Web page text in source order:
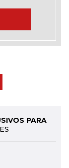
PARA